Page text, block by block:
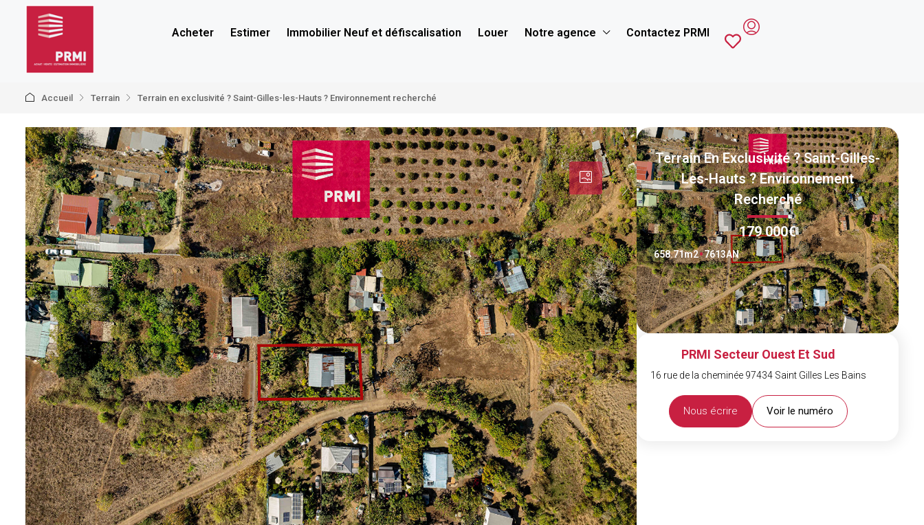
Acheter Estimer Immobilier Neuf et défiscalisation Louer Notre agence Contactez PRMI
Accueil Terrain Terrain en exclusivité ? Saint-Gilles-les-Hauts ? Environnement recherché
Terrain En Exclusivité ? Saint-Gilles-
Les-Hauts ? Environnement
Recherché
179 000€
m2
658.71 7613AN
PRMI Secteur Ouest Et Sud
16 rue de la cheminée 97434 Saint Gilles Les Bains
Nous écrire Voir le numéro